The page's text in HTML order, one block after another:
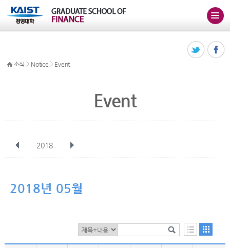
소식 > Notice > Event
Event
2018
12월
2018년 05월